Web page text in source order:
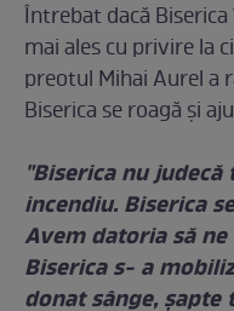
Întrebat dacă
mai ales cu privire la
preotul Mihai Aurel a
Biserica se roagă şi
"Biserica nu
incendiu. Biserica
Avem datoria să
Biserica s- a
donat sânge, şapte